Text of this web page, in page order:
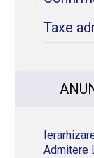
Taxe
Admitere